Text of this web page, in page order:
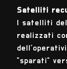
Satelliti
I satelliti
realizzati
“sparati”